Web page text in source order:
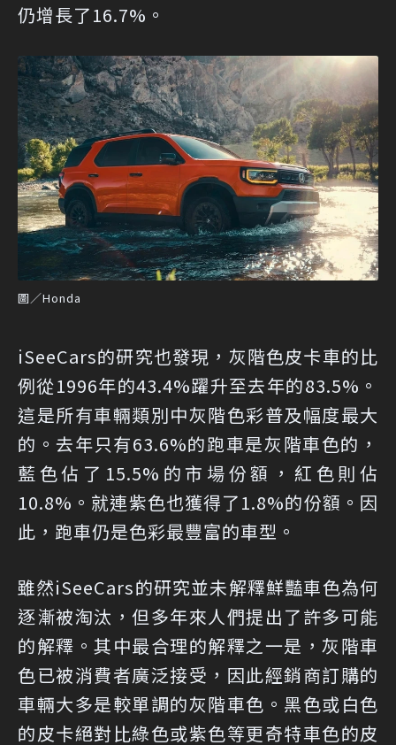
仍增長了16.7%。
圖／Honda
iSeeCars的研究也發現，灰階色皮卡車的比
例從1996年的43.4%躍升至去年的83.5%。
這是所有車輛類別中灰階色彩普及幅度最大
的。去年只有63.6%的跑車是灰階車色的，
藍色佔了15.5%的市場份額，紅色則佔
10.8%。就連紫色也獲得了1.8%的份額。因
此，跑車仍是色彩最豐富的車型。
雖然iSeeCars的研究並未解釋鮮豔車色為何
逐漸被淘汰，但多年來人們提出了許多可能
的解釋。其中最合理的解釋之一是，灰階車
色已被消費者廣泛接受，因此經銷商訂購的
車輛大多是較單調的灰階車色。黑色或白色
的皮卡絕對比綠色或紫色等更奇特車色的皮